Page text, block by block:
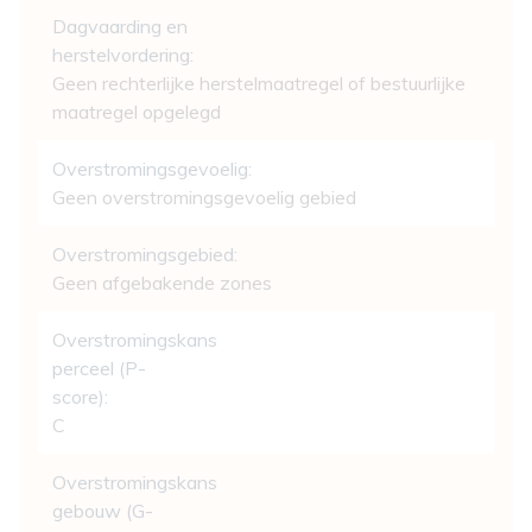
Dagvaarding en
herstelvordering:
Geen rechterlijke herstelmaatregel of bestuurlijke
maatregel opgelegd
Overstromingsgevoelig:
Geen overstromingsgevoelig gebied
Overstromingsgebied:
Geen afgebakende zones
Overstromingskans
perceel (P-
score):
C
Overstromingskans
gebouw (G-